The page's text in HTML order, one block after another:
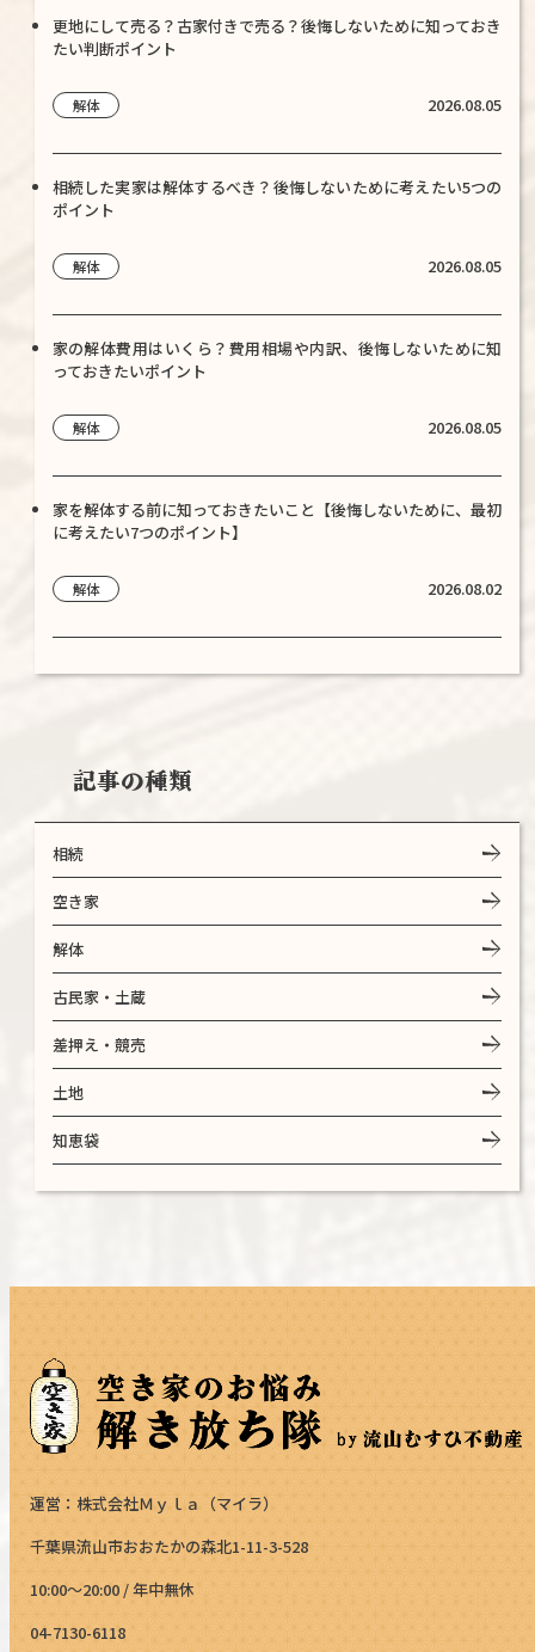
更地にして売る？古家付きで売る？後悔しないために知っておき
たい判断ポイント
解体 2026.08.05
相続した実家は解体するべき？後悔しないために考えたい5つの
ポイント
解体 2026.08.05
家の解体費用はいくら？費用相場や内訳、後悔しないために知
っておきたいポイント
解体 2026.08.05
家を解体する前に知っておきたいこと【後悔しないために、最初
に考えたい7つのポイント】
解体 2026.08.02
記事の種類
相続
空き家
解体
古民家・土蔵
差押え・競売
土地
知恵袋
運営：株式会社Ｍｙｌａ（マイラ）
千葉県流山市おおたかの森北1-11-3-528
10:00～20:00 / 年中無休
04-7130-6118